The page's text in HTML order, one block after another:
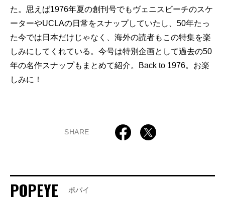
た。思えば1976年夏の創刊号でもヴェニスビーチのスケ
ーターやUCLAの日常をスナップしていたし、50年たっ
た今では日本だけじゃなく、海外の読者もこの特集を楽
しみにしてくれている。今号は特別企画として過去の50
年の名作スナップもまとめて紹介。Back to 1976。お楽
しみに！
SHARE
POPEYE ポパイ